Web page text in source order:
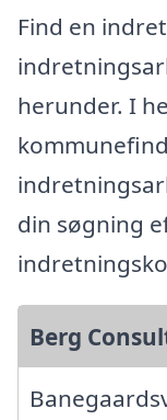
Find en
herunder. I
din søgning
Berg